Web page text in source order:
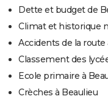
Dette et budget de
Climat et historique
Accidents de la route
Classement des
Ecole primaire à
Crèches à Beaulieu